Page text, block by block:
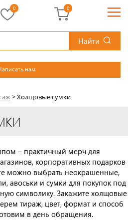
Найти
нам
0 0
>Холщовые сумки
– практичный мерч для
корпоративных подарков
можно выбрать неокрашенные,
авоськи и сумки для покупок под
символику. Закажите холщовые
тираж, цвет, формат и способ
в день обращения.